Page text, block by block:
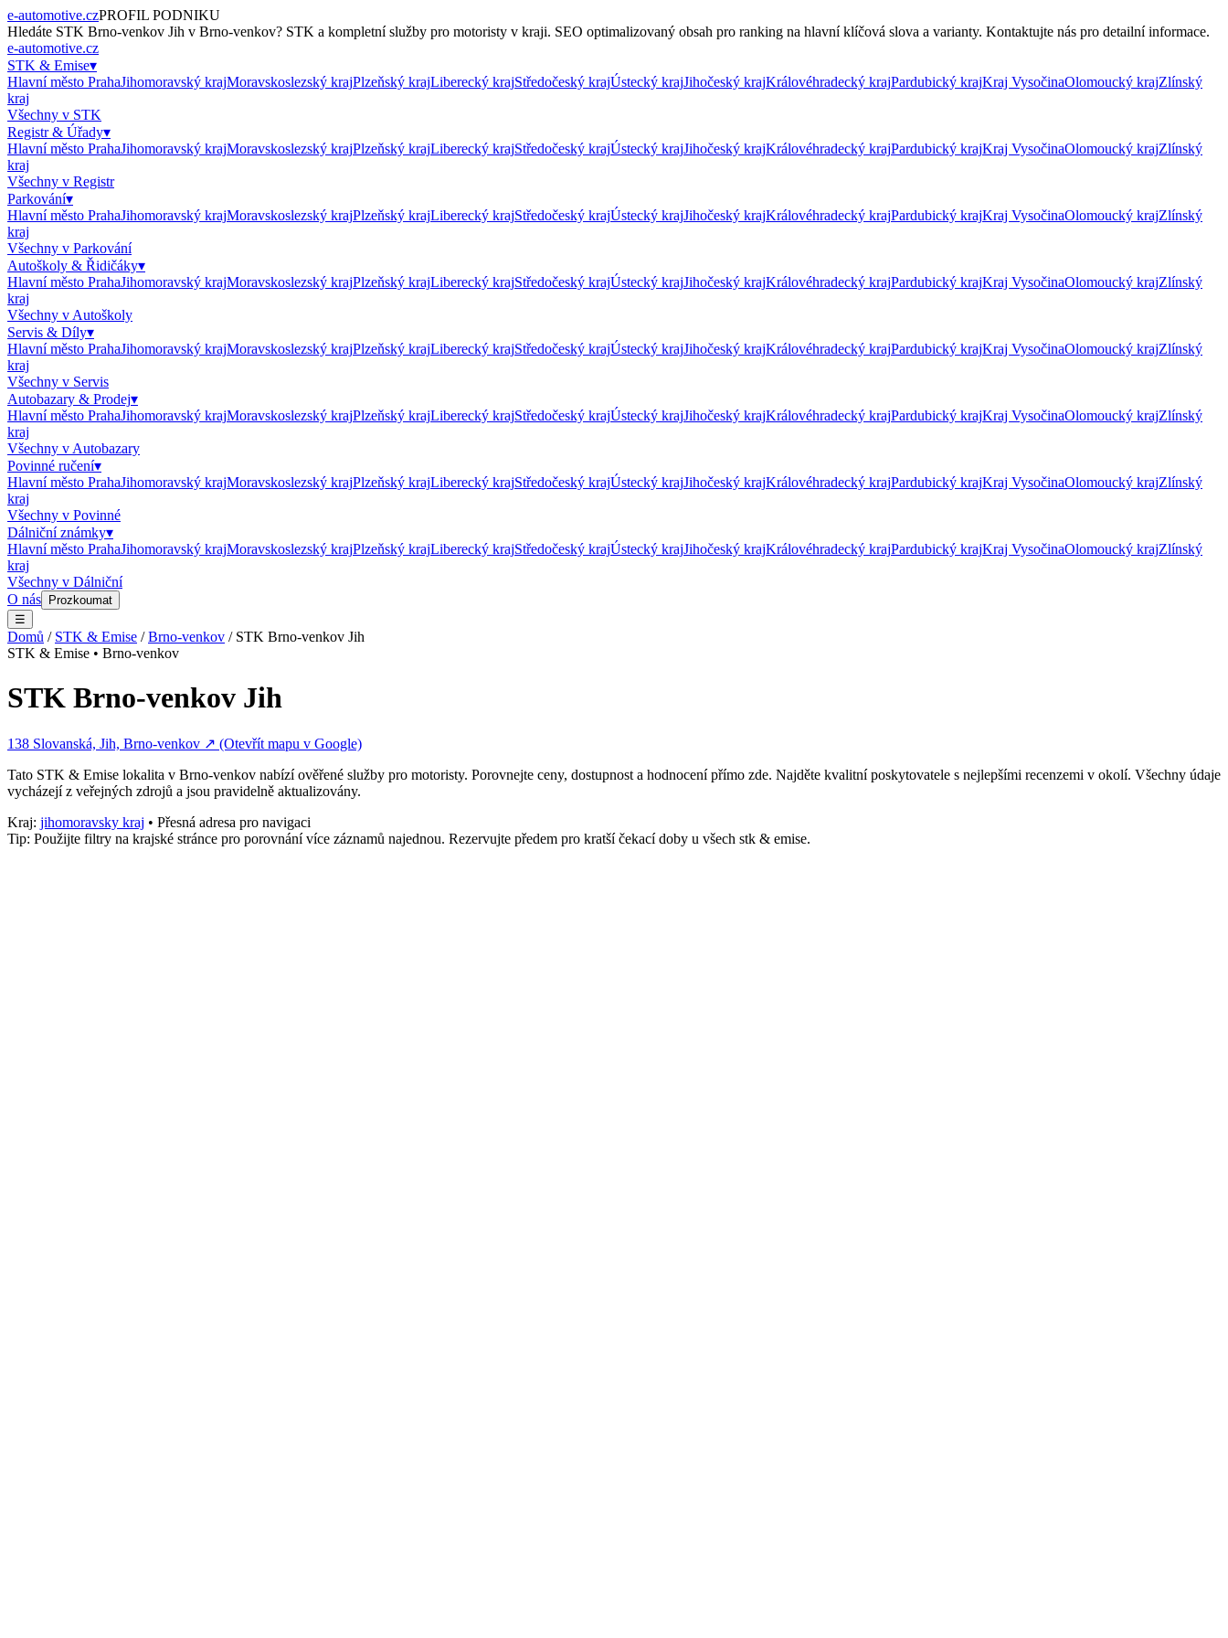
e-automotive.czPROFIL PODNIKU
Hledáte STK Brno-venkov Jih v Brno-venkov? STK a kompletní služby pro motoristy v kraji. SEO optimalizovaný obsah pro ranking na hlavní klíčová slova a varianty. Kontaktujte nás pro detailní informace.
e-automotive.cz
STK & Emise▾
Hlavní město PrahaJihomoravský krajMoravskoslezský krajPlzeňský krajLiberecký krajStředočeský krajÚstecký krajJihočeský krajKrálovéhradecký krajPardubický krajKraj VysočinaOlomoucký krajZlínský
kraj
Všechny v STK
Registr & Úřady▾
Hlavní město PrahaJihomoravský krajMoravskoslezský krajPlzeňský krajLiberecký krajStředočeský krajÚstecký krajJihočeský krajKrálovéhradecký krajPardubický krajKraj VysočinaOlomoucký krajZlínský
kraj
Všechny v Registr
Parkování▾
Hlavní město PrahaJihomoravský krajMoravskoslezský krajPlzeňský krajLiberecký krajStředočeský krajÚstecký krajJihočeský krajKrálovéhradecký krajPardubický krajKraj VysočinaOlomoucký krajZlínský
kraj
Všechny v Parkování
Autoškoly & Řidičáky▾
Hlavní město PrahaJihomoravský krajMoravskoslezský krajPlzeňský krajLiberecký krajStředočeský krajÚstecký krajJihočeský krajKrálovéhradecký krajPardubický krajKraj VysočinaOlomoucký krajZlínský
kraj
Všechny v Autoškoly
Servis & Díly▾
Hlavní město PrahaJihomoravský krajMoravskoslezský krajPlzeňský krajLiberecký krajStředočeský krajÚstecký krajJihočeský krajKrálovéhradecký krajPardubický krajKraj VysočinaOlomoucký krajZlínský
kraj
Všechny v Servis
Autobazary & Prodej▾
Hlavní město PrahaJihomoravský krajMoravskoslezský krajPlzeňský krajLiberecký krajStředočeský krajÚstecký krajJihočeský krajKrálovéhradecký krajPardubický krajKraj VysočinaOlomoucký krajZlínský
kraj
Všechny v Autobazary
Povinné ručení▾
Hlavní město PrahaJihomoravský krajMoravskoslezský krajPlzeňský krajLiberecký krajStředočeský krajÚstecký krajJihočeský krajKrálovéhradecký krajPardubický krajKraj VysočinaOlomoucký krajZlínský
kraj
Všechny v Povinné
Dálniční známky▾
Hlavní město PrahaJihomoravský krajMoravskoslezský krajPlzeňský krajLiberecký krajStředočeský krajÚstecký krajJihočeský krajKrálovéhradecký krajPardubický krajKraj VysočinaOlomoucký krajZlínský
kraj
Všechny v Dálniční
O nás
Prozkoumat
☰
Domů / STK & Emise /Brno-venkov / STK Brno-venkov Jih
STK & Emise • Brno-venkov
STK Brno-venkov Jih
138 Slovanská, Jih, Brno-venkov ↗ (Otevřít mapu v Google)
Tato STK & Emise lokalita v Brno-venkov nabízí ověřené služby pro motoristy. Porovnejte ceny, dostupnost a hodnocení přímo zde. Najděte kvalitní poskytovatele s nejlepšími recenzemi v okolí. Všechny údaje
vycházejí z veřejných zdrojů a jsou pravidelně aktualizovány.
Kraj: jihomoravsky kraj • Přesná adresa pro navigaci
Tip: Použijte filtry na krajské stránce pro porovnání více záznamů najednou. Rezervujte předem pro kratší čekací doby u všech stk & emise.